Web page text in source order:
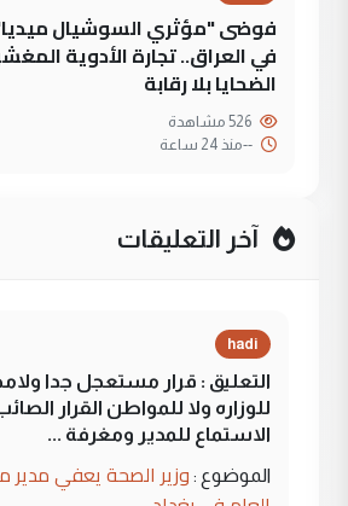
فوضى "مؤثري السوشيال
في العراق.. تجارة الأدوية
الضحايا بلا رقابة
--منذ 24 ساعة
آخر التعليقات
hadi
التعليق : قرار مستعجل جدا
للوزاره ولا للمواطن القرار
الاستماع للمدير ومغرفة ...
الموضوع : وزير الصحة يعفي